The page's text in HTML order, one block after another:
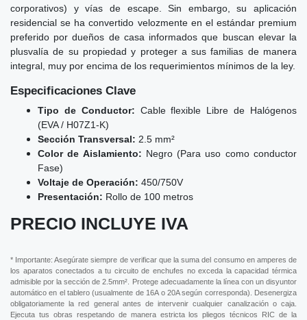
corporativos) y vías de escape. Sin embargo, su aplicación
residencial se ha convertido velozmente en el estándar premium
preferido por dueños de casa informados que buscan elevar la
plusvalía de su propiedad y proteger a sus familias de manera
integral, muy por encima de los requerimientos mínimos de la ley.
Especificaciones Clave
Tipo de Conductor: Cable flexible Libre de Halógenos
(EVA / H07Z1-K)
Sección Transversal: 2.5 mm²
Color de Aislamiento: Negro (Para uso como conductor
Fase)
Voltaje de Operación: 450/750V
Presentación: Rollo de 100 metros
PRECIO INCLUYE IVA
* Importante: Asegúrate siempre de verificar que la suma del consumo en amperes de
los aparatos conectados a tu circuito de enchufes no exceda la capacidad térmica
admisible por la sección de 2.5mm². Protege adecuadamente la línea con un disyuntor
automático en el tablero (usualmente de 16A o 20A según corresponda). Desenergiza
obligatoriamente la red general antes de intervenir cualquier canalización o caja.
Ejecuta tus obras respetando de manera estricta los pliegos técnicos RIC de la